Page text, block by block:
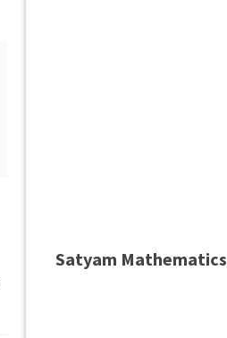
Satyam Mathematics